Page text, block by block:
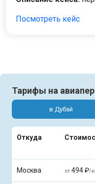
Посмотреть кейс
Тарифы на
в Дубай
Откуда
Москва от 494 ₽/